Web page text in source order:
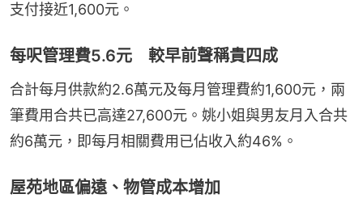
支付接近1,600元。
每呎管理費5.6元 較早前聲稱貴四成
合計每月供款約2.6萬元及每月管理費約1,600元，兩
筆費用合共已高達27,600元。姚小姐與男友月入合共
約6萬元，即每月相關費用已佔收入約46%。
屋苑地區偏遠、物管成本增加